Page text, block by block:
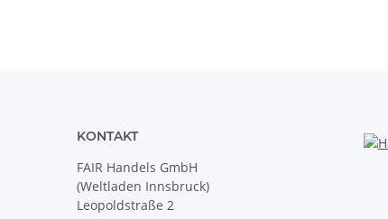
KONTAKT
FAIR Handels GmbH
(Weltladen Innsbruck)
Leopoldstraße 2